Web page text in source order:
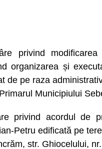
privind
organizarea și
de pe raza
Municipiului
privind acordul de
Petru edificată pe
str. Ghiocelului,